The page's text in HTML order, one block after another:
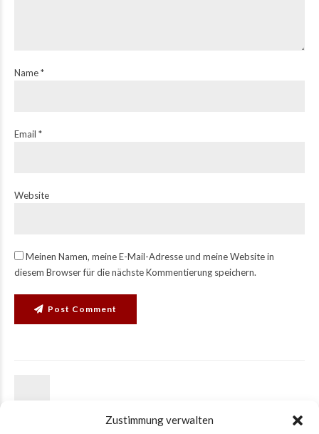
Zustimmung verwalten
Name *
Email *
Website
Meinen Namen, meine E-Mail-Adresse und meine Website in
diesem Browser für die nächste Kommentierung speichern.
Post Comment
Helping your children